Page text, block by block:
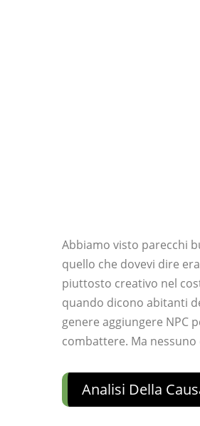
Abbiamo visto parecchi
quello che dovevi dire
piuttosto creativo nel
quando dicono abitanti
genere aggiungere NPC
combattere. Ma
Analisi Della